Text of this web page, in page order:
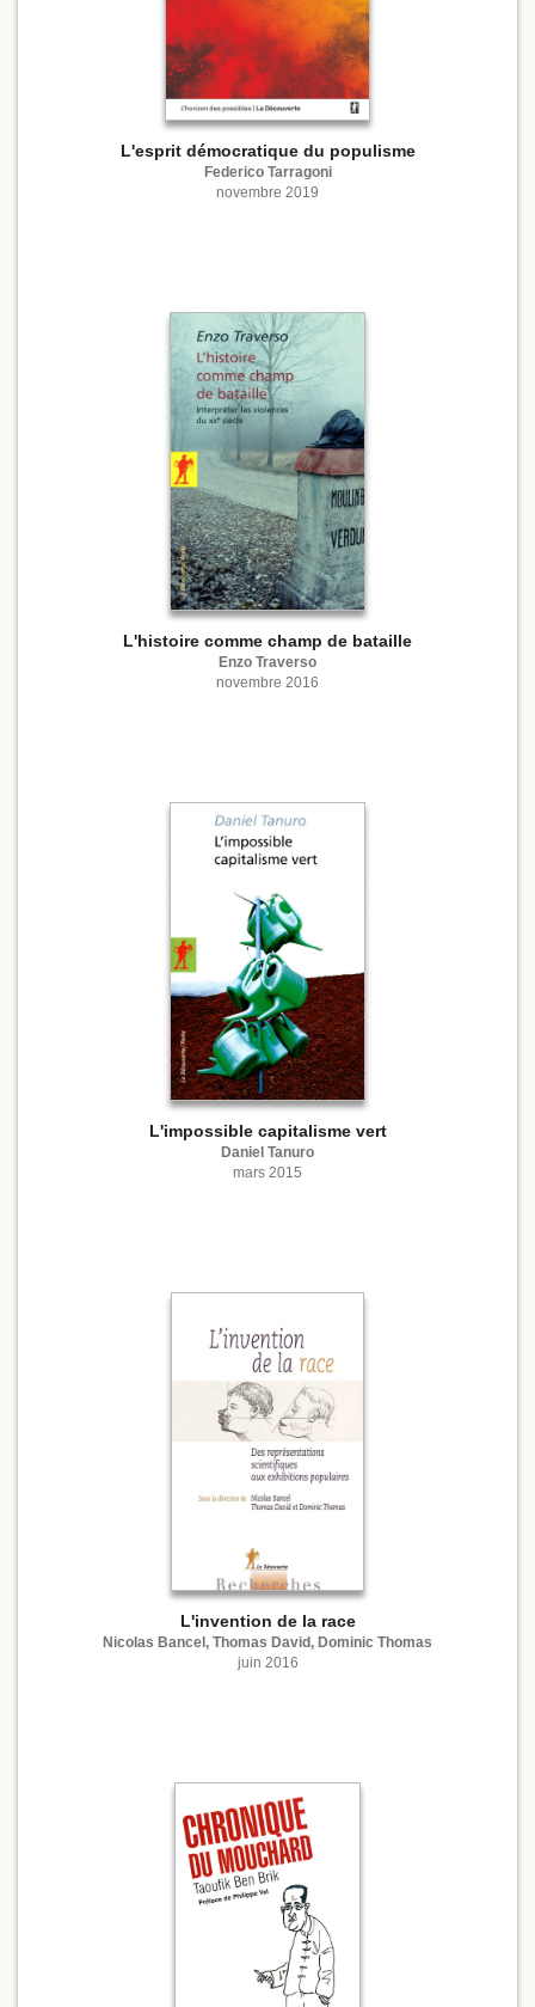
L'esprit démocratique du populisme
Federico Tarragoni
novembre 2019
L'histoire comme champ de bataille
Enzo Traverso
novembre 2016
L'impossible capitalisme vert
Daniel Tanuro
mars 2015
L'invention de la race
Nicolas Bancel, Thomas David, Dominic Thomas
juin 2016